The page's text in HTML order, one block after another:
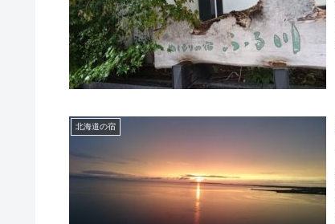
北海道の宿